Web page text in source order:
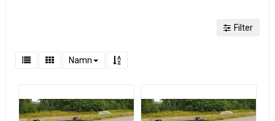
Filter
Namn